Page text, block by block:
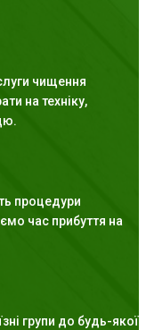
чищення
на техніку,
процедури
час прибуття на
групи до будь-якої